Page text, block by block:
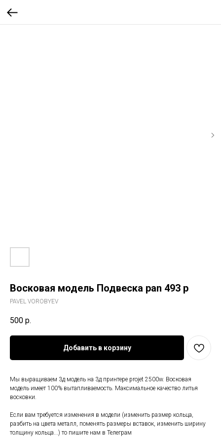
Восковая модель Подвеска pan 493 p
PAVEL VOROBYEV
500 р.
Добавить в корзину
Мы выращиваем 3д модель на 3д принтере projet 2500w. Восковая
модель имеет 100% вытапливаемость. Максимальное качество литья
восковки.
Если вам требуется изменения в модели (изменить размер кольца,
разбить на цвета металл, поменять размеры вставок, изменить ширину
толщину кольца...) то пишите нам в Телеграм